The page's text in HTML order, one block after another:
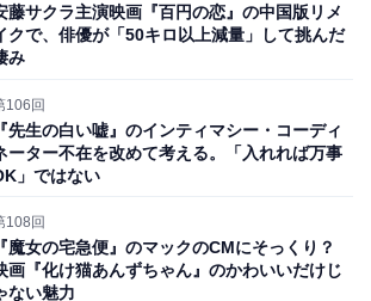
評的にも成功作であることに異論はあ
特に絶賛の声が多く、記事執筆時点で
ます。
商品の購入やサービスの利用により、売上の一部が
れることがあります。
が鈍重」で、間延び感がある？
としては不満も大きい4作目でした。
藤サクラ主演映画『百円の恋』の中国版リメ
クで、俳優が「50キロ以上減量」して挑んだ
み
106回
『先生の白い嘘』のインティマシー・コーディ
ーター不在を改めて考える。「入れれば万事
」ではない
108回
『魔女の宅急便』のマックのCMにそっくり？
画『化け猫あんずちゃん』のかわいいだけじ
ない魅力